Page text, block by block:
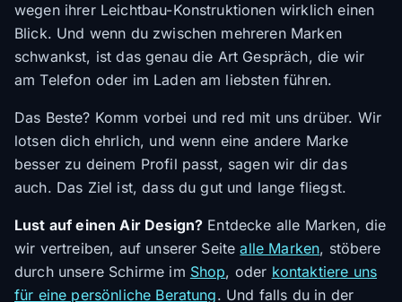
wegen ihrer Leichtbau-Konstruktionen wirklich einen
Blick. Und wenn du zwischen mehreren Marken
schwankst, ist das genau die Art Gespräch, die wir
am Telefon oder im Laden am liebsten führen.
Das Beste? Komm vorbei und red mit uns drüber. Wir
lotsen dich ehrlich, und wenn eine andere Marke
besser zu deinem Profil passt, sagen wir dir das
auch. Das Ziel ist, dass du gut und lange fliegst.
Lust auf einen Air Design? Entdecke alle Marken, die
wir vertreiben, auf unserer Seitealle Marken, stöbere
durch unsere Schirme im Shop, oder kontaktiere uns
für eine persönliche Beratung. Und falls du in der